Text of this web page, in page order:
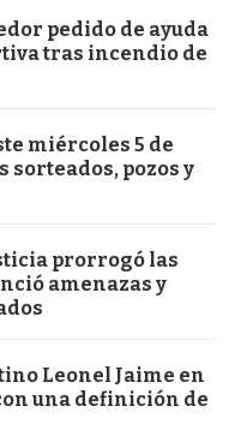
pedido de ayuda
tras incendio de
miércoles 5 de
sorteados, pozos y
prorrogó las
amenazas y
Leonel Jaime en
una definición de